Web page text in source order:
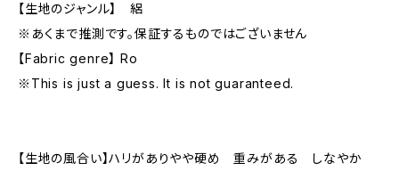
【生地のジャンル】 絽
※あくまで推測です。保証するものではございません
【Fabric genre】 Ro
※This is just a guess. It is not guaranteed.
【生地の風合い】ハリがありやや硬め 重みがある しなやか